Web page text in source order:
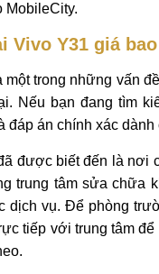
MobileCity.
Vivo Y31 giá
một trong những vấn
Nếu bạn đang tìm
đáp án chính xác dành
được biết đến là nơi
trung tâm sửa chữa
dịch vụ. Để phòng
tiếp với trung tâm